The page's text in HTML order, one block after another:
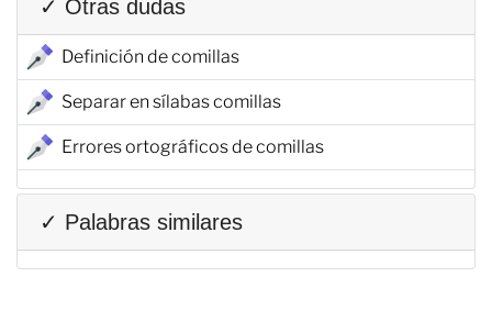
✓ Otras dudas
Definición de comillas
Separar en sílabas comillas
Errores ortográficos de comillas
✓ Palabras similares